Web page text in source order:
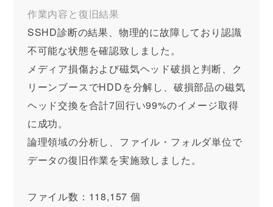
作業内容と復旧結果
SSHD診断の結果、物理的に故障しており認識
不可能な状態を確認致しました。
メディア損傷および磁気ヘッド破損と判断、ク
リーンブースでHDDを分解し、破損部品の磁気
ヘッド交換を合計7回行い99%のイメージ取得
に成功。
論理領域の分析し、ファイル・フォルダ単位で
データの復旧作業を実施致しました。
ファイル数：118,157 個